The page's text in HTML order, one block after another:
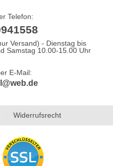
Telefon:
Versand) - Dienstag bis
Samstag 10.00-15.00 Uhr
E-Mail:
Widerrufsrecht